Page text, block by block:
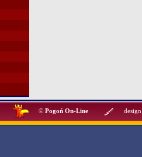
© Pogoń On-Line